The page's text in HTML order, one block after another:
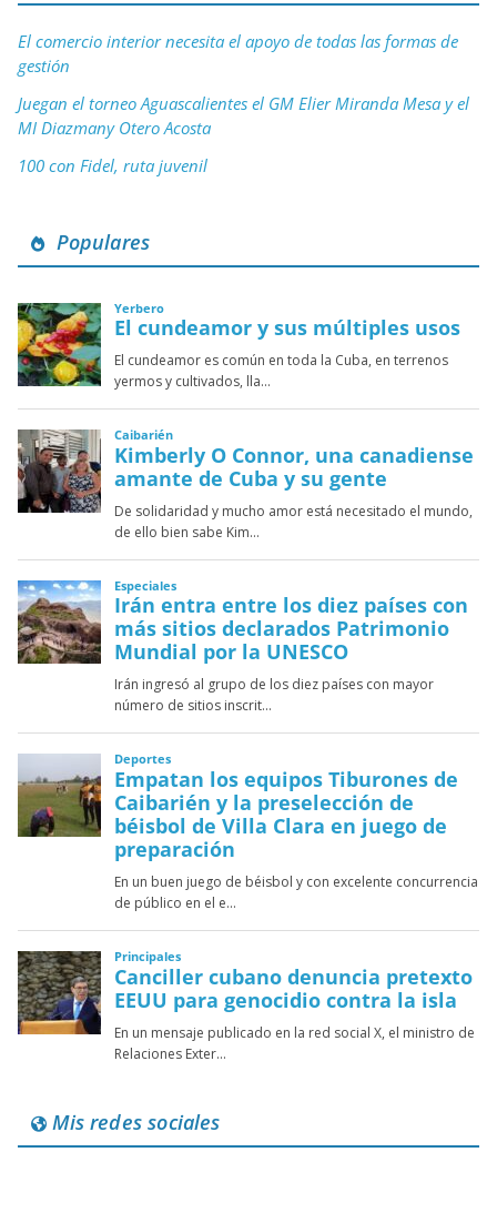
El comercio interior necesita el apoyo de todas las formas de
gestión
Juegan el torneo Aguascalientes el GM Elier Miranda Mesa y el
MI Diazmany Otero Acosta
100 con Fidel, ruta juvenil
Populares
Mis redes sociales